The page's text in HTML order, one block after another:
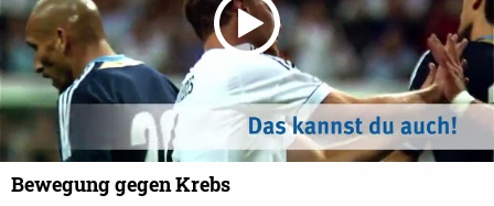
Bewegung gegen Krebs